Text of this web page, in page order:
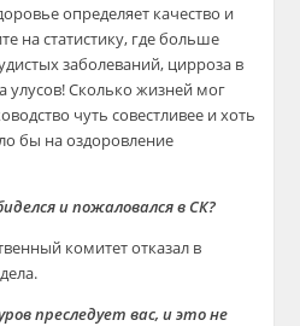
определяет качество и
на статистику, где больше
заболеваний, цирроза в
улусов! Сколько жизней мог
чуть совестливее и хоть
бы на оздоровление
и пожаловался в СК?
комитет отказал в
преследует вас, и это не